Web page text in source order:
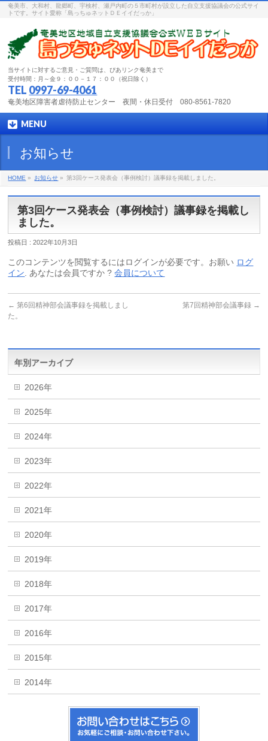
奄美市、大和村、龍郷町、宇検村、瀬戸内町の５市町村が設立した自立支援協議会の公式サイ
トです。サイト愛称「島っちゅネットＤＥイイだっか」
当サイトに対するご意見・ご質問は、ぴあリンク奄美まで
受付時間：月～金９：００－１７：００（祝日除く）
TEL 0997-69-4061
奄美地区障害者虐待防止センター 夜間・休日受付 080-8561-7820
MENU
お知らせ
HOME » お知らせ » 第3回ケース発表会（事例検討）議事録を掲載しました。
第3回ケース発表会（事例検討）議事録を掲載し
ました。
投稿日 : 2022年10月3日
このコンテンツを閲覧するにはログインが必要です。お願い ログ
イン . あなたは会員ですか ?会員について
← 第6回精神部会議事録を掲載しまし
た。
第7回精神部会議事録 →
年別アーカイブ
2026年
2025年
2024年
2023年
2022年
2021年
2020年
2019年
2018年
2017年
2016年
2015年
2014年